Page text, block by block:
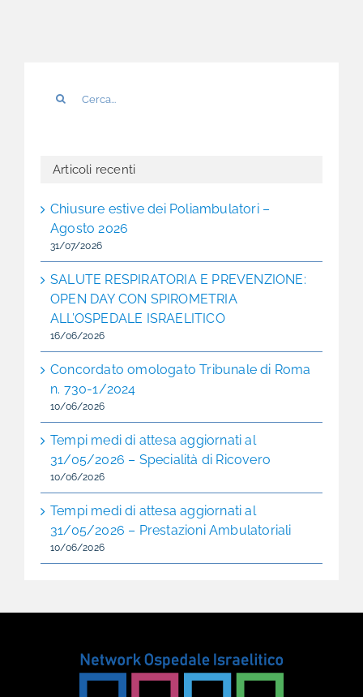
per:
Articoli recenti
Chiusure estive dei Poliambulatori –
Agosto 2026
31/07/2026
SALUTE RESPIRATORIA E PREVENZIONE:
OPEN DAY CON SPIROMETRIA
ALL’OSPEDALE ISRAELITICO
16/06/2026
Concordato omologato Tribunale di Roma
n. 730-1/2024
10/06/2026
Tempi medi di attesa aggiornati al
31/05/2026 – Specialità di Ricovero
10/06/2026
Tempi medi di attesa aggiornati al
31/05/2026 – Prestazioni Ambulatoriali
10/06/2026